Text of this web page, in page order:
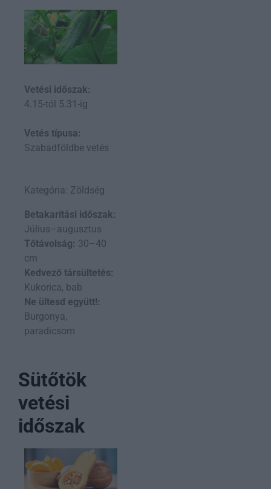
Vetési időszak:
4.15-tól 5.31-ig
Vetés típusa:
Szabadföldbe vetés
Kategória: Zöldség
Betakarítási időszak:
Július–augusztus
Tőtávolság: 30–40
cm
Kedvező társültetés:
Kukorica, bab
Ne ültesd együtt!:
Burgonya,
paradicsom
Sütőtök
vetési
időszak